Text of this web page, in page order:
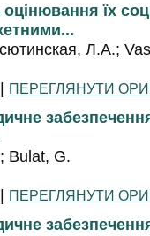
їх
Л.А.;
| ПЕРЕГЛЯНУТИ
Bulat, G.
| ПЕРЕГЛЯНУТИ